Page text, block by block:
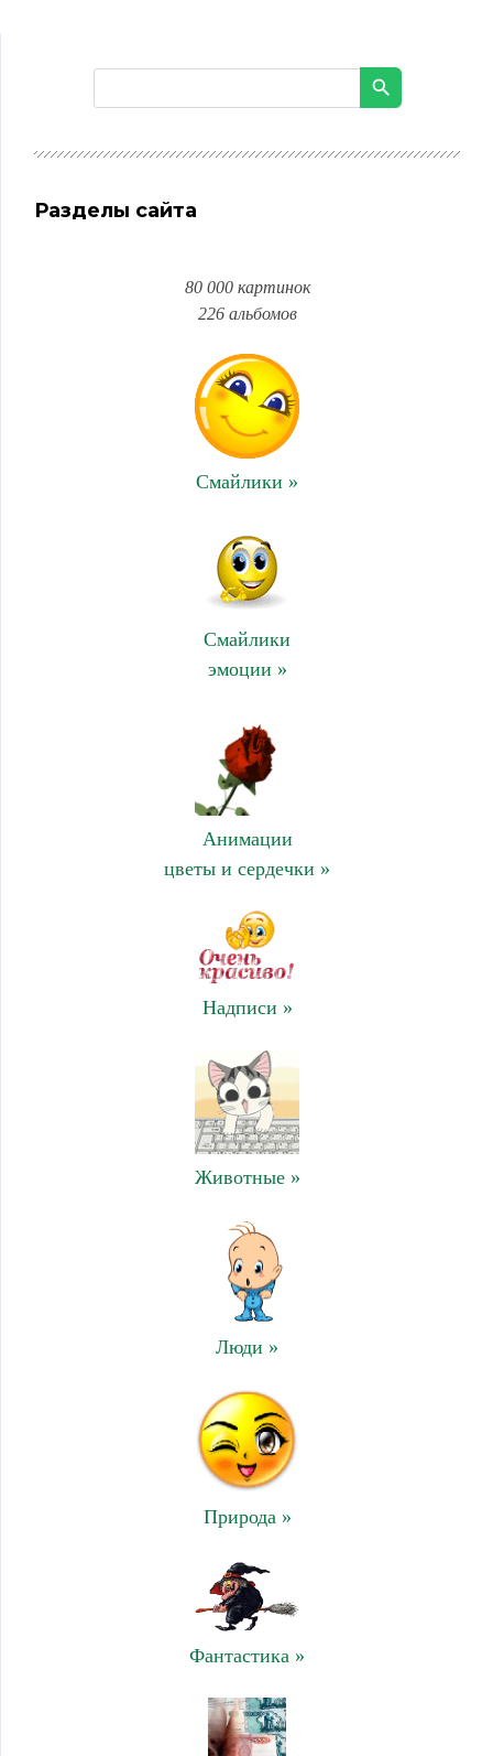
Разделы сайта
80 000 картинок
226 альбомов
Смайлики »
Смайлики
эмоции »
Анимации
цветы и сердечки »
Надписи »
Животные »
Люди »
Природа »
Фантастика »